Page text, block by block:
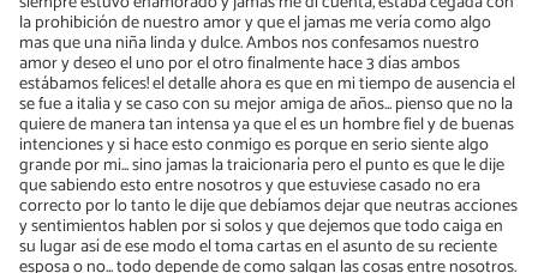
la prohibición de nuestro amor y que el jamas me vería como algo
mas que una niña linda y dulce. Ambos nos confesamos nuestro
amor y deseo el uno por el otro finalmente hace 3 días ambos
estábamos felices! el detalle ahora es que en mi tiempo de ausencia el
se fue a italia y se caso con su mejor amiga de años... pienso que no la
quiere de manera tan intensa ya que el es un hombre fiel y de buenas
intenciones y si hace esto conmigo es porque en serio siente algo
grande por mi... sino jamas la traicionaría pero el punto es que le dije
que sabiendo esto entre nosotros y que estuviese casado no era
correcto por lo tanto le dije que debíamos dejar que neutras acciones
y sentimientos hablen por si solos y que dejemos que todo caiga en
su lugar así de ese modo el toma cartas en el asunto de su reciente
esposa o no... todo depende de como salgan las cosas entre nosotros.